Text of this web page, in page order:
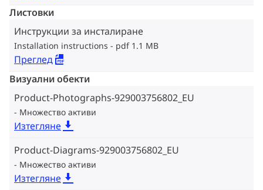
Листовки
Инструкции за инсталиране
Installation instructions pdf 1.1 MB
Преглед
Визуални обекти
Product-Photographs-929003756802_EU
Множество активи
Изтегляне
Product-Diagrams-929003756802_EU
Множество активи
Изтегляне